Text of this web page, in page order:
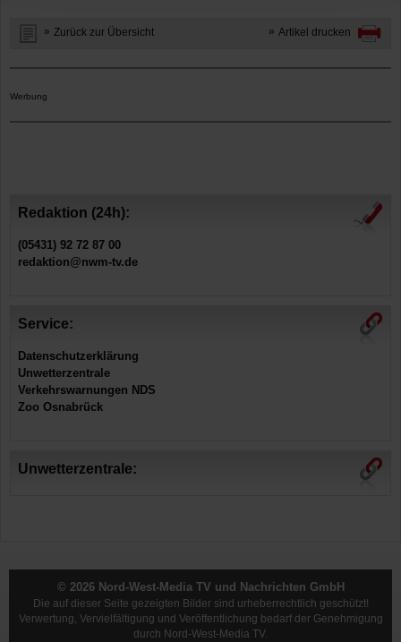
Zurück zur Übersicht Artikel drucken
Werbung
Redaktion (24h):
(05431) 92 72 87 00
redaktion@nwm-tv.de
Service:
Datenschutzerklärung
Unwetterzentrale
Verkehrswarnungen NDS
Zoo Osnabrück
Unwetterzentrale:
© 2026 Nord-West-Media TV und Nachrichten GmbH
Die auf dieser Seite gezeigten Bilder sind urheberrechtlich geschützt!
Verwertung, Vervielfältigung und Veröffentlichung bedarf der Genehmigung
durch Nord-West-Media TV.